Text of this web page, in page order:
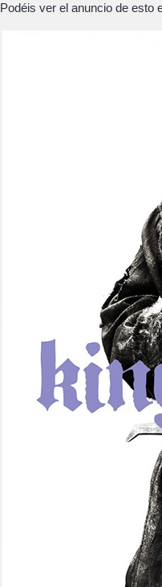
Podéis ver el anuncio de esto